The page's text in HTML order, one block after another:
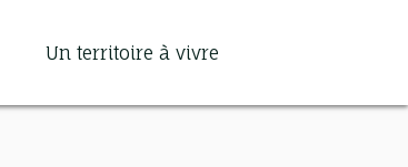
Un territoire à vivre